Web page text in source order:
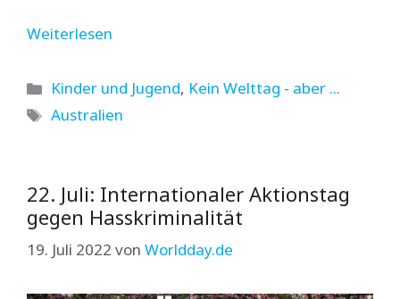
Weiterlesen
Kategorien
Kinder und Jugend, Kein Welttag - aber ...
Schlagwörter
Australien
22. Juli: Internationaler Aktionstag
gegen Hasskriminalität
19. Juli 2022 von Worldday.de